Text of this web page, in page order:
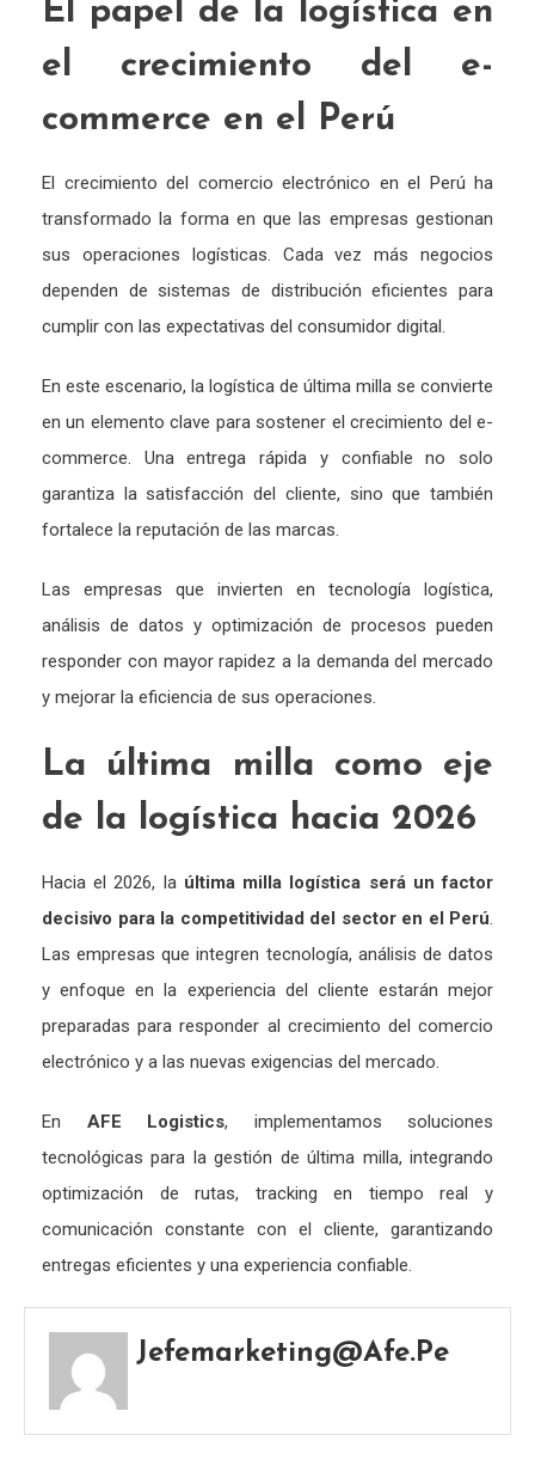
El papel de la logística en
el crecimiento del e-
commerce en el Perú
El crecimiento del comercio electrónico en el Perú ha
transformadola forma enquelas empresasgestionan
sus operaciones logísticas. Cadavezmásnegocios
dependen desistemasde distribucióneficientespara
cumplir con las expectativas del consumidor digital.
En este escenario, la logística de última milla se convierte
enun elementoclave parasostener elcrecimiento dele-
commerce. Unaentregarápida y confiablenosolo
garantiza lasatisfaccióndel cliente, sinoquetambién
fortalece la reputación de las marcas.
Las empresas que invierten en tecnología logística,
análisis de datos y optimización de procesos pueden
responder con mayorrapidez a la demandadel mercado
y mejorar la eficiencia de sus operaciones.
La última milla como eje
de la logística hacia 2026
Haciael2026, la última milla logística será unfactor
decisivo para la competitividad del sector en el Perú
Lasempresasqueintegren tecnología, análisis dedatos
yenfoqueenla experiencia del cliente estarán mejor
preparadaspararesponder al crecimiento delcomercio
electrónico y a las nuevas exigencias del mercado.
En AFE Logistics, implementamos soluciones
tecnológicaspara lagestión deúltima milla,integrando
optimización derutas, trackingen tiemporealy
comunicación constante con el cliente, garantizando
entregas eficientes y una experiencia confiable.
Jefemarketing@afe.pe